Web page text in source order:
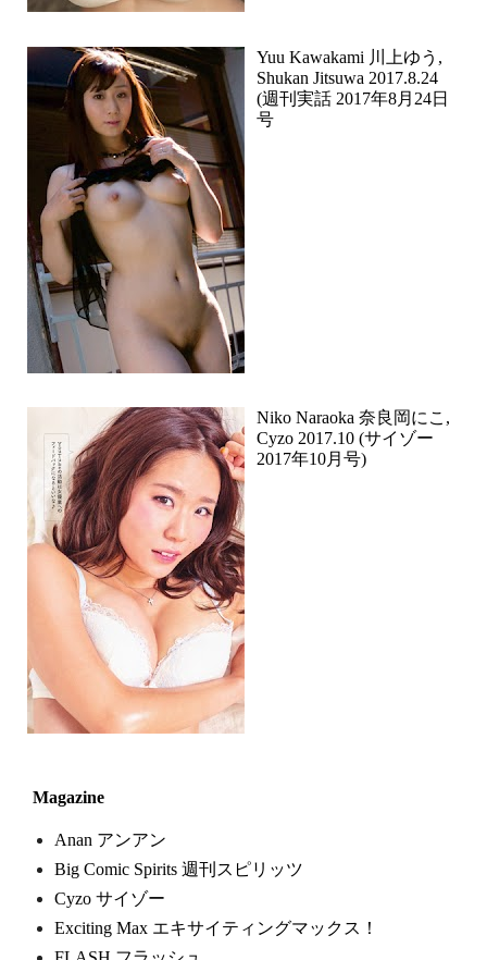
Yuu Kawakami 川上ゆう,
Shukan Jitsuwa 2017.8.24
(週刊実話 2017年8月24日
号
Niko Naraoka 奈良岡にこ,
Cyzo 2017.10 (サイゾー
2017年10月号)
Magazine
Anan アンアン
Big Comic Spirits 週刊スピリッツ
Cyzo サイゾー
Exciting Max エキサイティングマックス！